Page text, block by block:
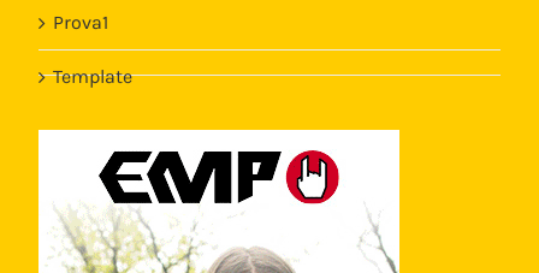
Prova1
Template